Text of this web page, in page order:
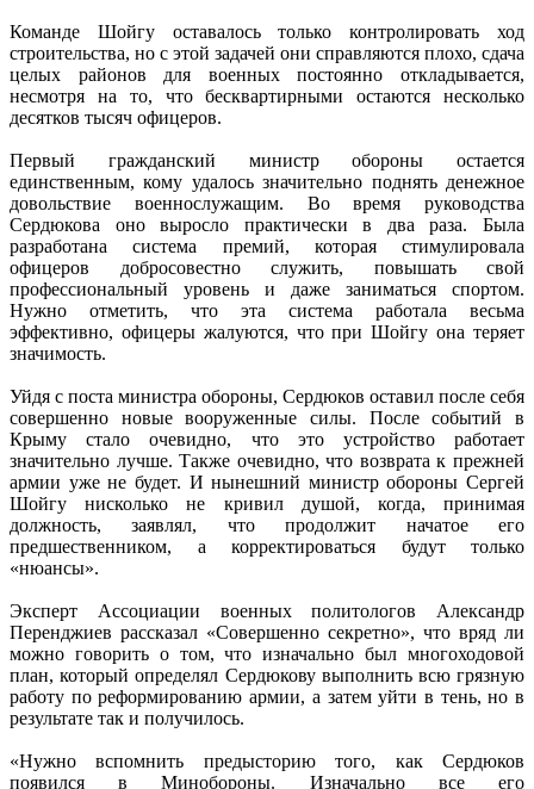
Команде Шойгу оставалось только контролировать ход
строительства, но с этой задачей они справляются плохо, сдача
целых районов для военных постоянно откладывается,
несмотря на то, что бесквартирными остаются несколько
десятков тысяч офицеров.
Первый гражданский министр обороны остается
единственным, кому удалось значительно поднять денежное
довольствие военнослужащим. Во время руководства
Сердюкова оно выросло практически в два раза. Была
разработана система премий, которая стимулировала
офицеров добросовестно служить, повышать свой
профессиональный уровень и даже заниматься спортом.
Нужно отметить, что эта система работала весьма
эффективно, офицеры жалуются, что при Шойгу она теряет
значимость.
Уйдя с поста министра обороны, Сердюков оставил после себя
совершенно новые вооруженные силы. После событий в
Крыму стало очевидно, что это устройство работает
значительно лучше. Также очевидно, что возврата к прежней
армии уже не будет. И нынешний министр обороны Сергей
Шойгу нисколько не кривил душой, когда, принимая
должность, заявлял, что продолжит начатое его
предшественником, а корректироваться будут только
«нюансы».
Эксперт Ассоциации военных политологов Александр
Перенджиев рассказал «Совершенно секретно», что вряд ли
можно говорить о том, что изначально был многоходовой
план, который определял Сердюкову выполнить всю грязную
работу по реформированию армии, а затем уйти в тень, но в
результате так и получилось.
«Нужно вспомнить предысторию того, как Сердюков
появился в Минобороны. Изначально все его